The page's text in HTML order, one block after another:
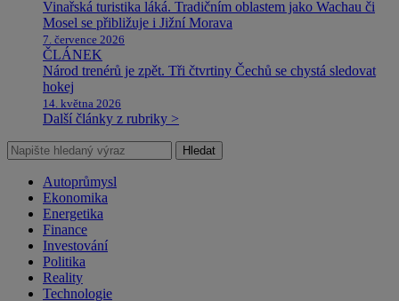
Vinařská turistika láká. Tradičním oblastem jako Wachau či
Mosel se přibližuje i Jižní Morava
7. července 2026
ČLÁNEK
Národ trenérů je zpět. Tři čtvrtiny Čechů se chystá sledovat
hokej
14. května 2026
Další články z rubriky >
Hledat
Autoprůmysl
Ekonomika
Energetika
Finance
Investování
Politika
Reality
Technologie